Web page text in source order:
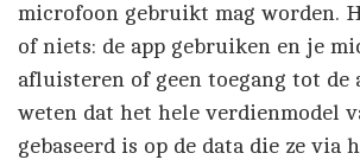
microfoon gebruikt mag worden.
of niets: de app gebruiken en je
afluisteren of geen toegang tot de
weten dat het hele verdienmodel
gebaseerd is op de data die ze via